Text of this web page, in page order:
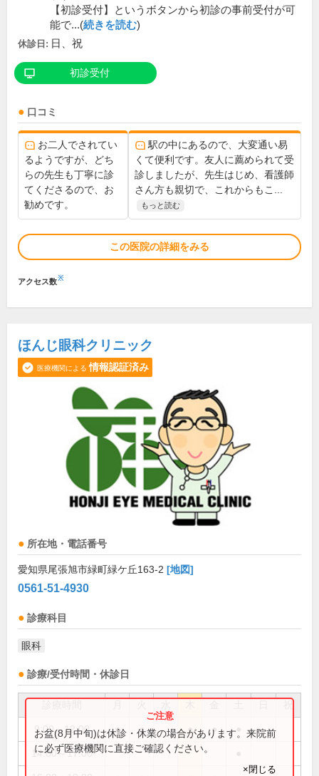
【初診受付】というボタンから初診の事前受付が可
能で...(続きを読む)
休診日: 日、祝
初診受付
口コミ
お二人でされてい
るようですが、どち
らの先生も丁寧に診
てくださるので、お
勧めです。
駅の中にあるので、大変通い易
くて便利です。友人に薦められて受
診しましたが、先生はじめ、看護師
さん方も親切で、これからもこ...
もっと読む
この医院の詳細をみる
アクセス数※
ほんじ眼科クリニック
医療機関による 情報認証済み
所在地・電話番号
愛知県尾張旭市緑町緑ケ丘163-2 [地図]
0561-51-4930
診療科目
眼科
診療/受付時間・休診日
9:00～12:00 ● ● ● ●
14:00～17:00
お盆(8月中旬)は休診・休業の場合があります。来院前
に必ず医療機関に直接ご確認ください。
×閉じる